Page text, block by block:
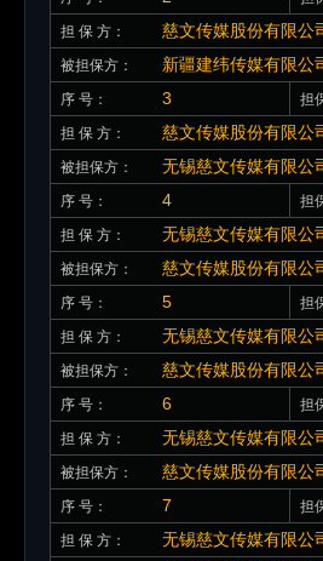
担 保 方： 慈文传媒股份有限公
被担保方： 新疆建纬传媒有限公
序 号： 3 担
担 保 方： 慈文传媒股份有限公
被担保方： 无锡慈文传媒有限公
序 号： 4 担
担 保 方： 无锡慈文传媒有限公
被担保方： 慈文传媒股份有限公
序 号： 5 担
担 保 方： 无锡慈文传媒有限公
被担保方： 慈文传媒股份有限公
序 号： 6 担
担 保 方： 无锡慈文传媒有限公
被担保方： 慈文传媒股份有限公
序 号： 7 担
担 保 方： 无锡慈文传媒有限公